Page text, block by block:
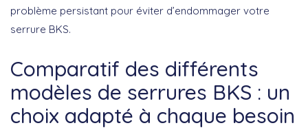
problème persistant pour éviter d’endommager votre
serrure BKS.
Comparatif des différents
modèles de serrures BKS : un
choix adapté à chaque besoin